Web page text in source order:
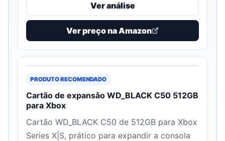
Ver análise
Ver preço na Amazon
PRODUTO RECOMENDADO
Cartão de expansão WD_BLACK C50 512GB
para Xbox
Cartão WD_BLACK C50 de 512GB para Xbox
Series X|S, prático para expandir a consola